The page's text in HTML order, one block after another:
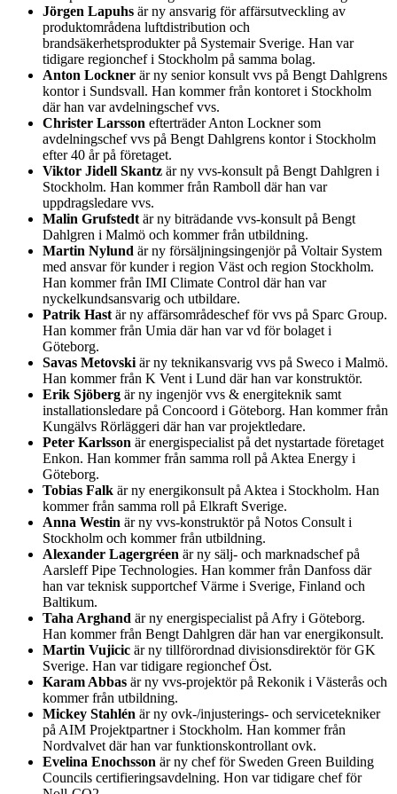
Jörgen Lapuhs är ny ansvarig för affärsutveckling av
produktområdena luftdistribution och
brandsäkerhetsprodukter på Systemair Sverige. Han var
tidigare regionchef i Stockholm på samma bolag.
Anton Lockner är ny senior konsult vvs på Bengt Dahlgrens
kontor i Sundsvall. Han kommer från kontoret i Stockholm
där han var avdelningschef vvs.
Christer Larsson efterträder Anton Lockner som
avdelningschef vvs på Bengt Dahlgrens kontor i Stockholm
efter 40 år på företaget.
Viktor Jidell Skantz är ny vvs-konsult på Bengt Dahlgren i
Stockholm. Han kommer från Ramboll där han var
uppdragsledare vvs.
Malin Grufstedt är ny biträdande vvs-konsult på Bengt
Dahlgren i Malmö och kommer från utbildning.
Martin Nylund är ny försäljningsingenjör på Voltair System
med ansvar för kunder i region Väst och region Stockholm.
Han kommer från IMI Climate Control där han var
nyckelkundsansvarig och utbildare.
Patrik Hast är ny affärsområdeschef för vvs på Sparc Group.
Han kommer från Umia där han var vd för bolaget i
Göteborg.
Savas Metovski är ny teknikansvarig vvs på Sweco i Malmö.
Han kommer från K Vent i Lund där han var konstruktör.
Erik Sjöberg är ny ingenjör vvs & energiteknik samt
installationsledare på Concoord i Göteborg. Han kommer från
Kungälvs Rörläggeri där han var projektledare.
Peter Karlsson är energispecialist på det nystartade företaget
Enkon. Han kommer från samma roll på Aktea Energy i
Göteborg.
Tobias Falk är ny energikonsult på Aktea i Stockholm. Han
kommer från samma roll på Elkraft Sverige.
Anna Westin är ny vvs-konstruktör på Notos Consult i
Stockholm och kommer från utbildning.
Alexander Lagergréen är ny sälj- och marknadschef på
Aarsleff Pipe Technologies. Han kommer från Danfoss där
han var teknisk supportchef Värme i Sverige, Finland och
Baltikum.
Taha Arghand är ny energispecialist på Afry i Göteborg.
Han kommer från Bengt Dahlgren där han var energikonsult.
Martin Vujicic är ny tillförordnad divisionsdirektör för GK
Sverige. Han var tidigare regionchef Öst.
Karam Abbas är ny vvs-projektör på Rekonik i Västerås och
kommer från utbildning.
Mickey Stahlén är ny ovk-/injusterings- och servicetekniker
på AIM Projektpartner i Stockholm. Han kommer från
Nordvalvet där han var funktionskontrollant ovk.
Evelina Enochsson är ny chef för Sweden Green Building
Councils certifieringsavdelning. Hon var tidigare chef för